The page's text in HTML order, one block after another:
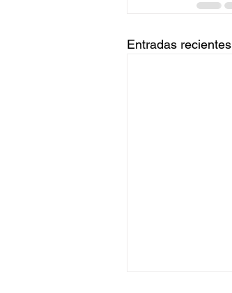
Entradas recientes